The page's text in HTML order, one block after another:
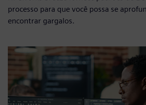
processo para que você possa se
encontrar gargalos.